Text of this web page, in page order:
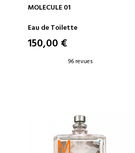
AJOUTER AU PANIER
MOLECULE 01
Eau de Toilette
150,00 €
96 revues